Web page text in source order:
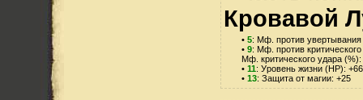
Кровавой
• 5: Мф. против увертывания
• 9: Мф. против
Мф. критического удара (%):
• 11: Уровень жизни (HP): +66
• 13: Защита от магии: +25